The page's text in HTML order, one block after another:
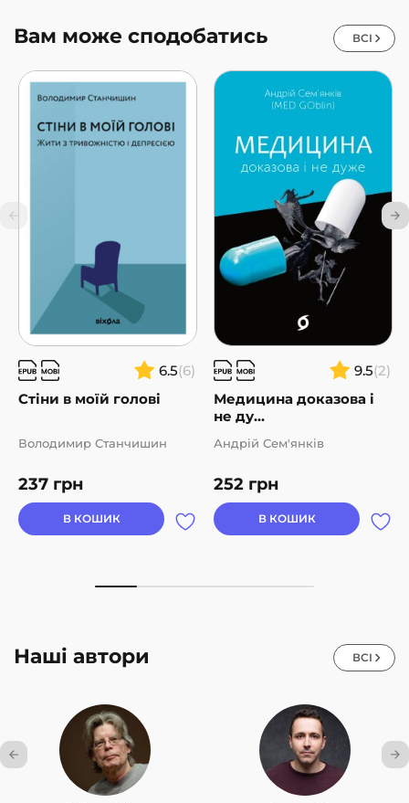
Вам може сподобатись ВСІ
6.5(6)
Стіни в моїй голові
237 грн
Володимир Станчишин
В КОШИК
9.5(2)
Медицина доказова і
не ду...
252 грн
Андрій Сем'янків
В КОШИК
Наші автори ВСІ